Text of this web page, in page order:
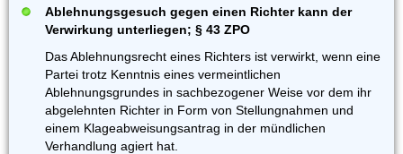
Ablehnungsgesuch gegen einen Richter kann der
Verwirkung unterliegen; § 43 ZPO
Das Ablehnungsrecht eines Richters ist verwirkt, wenn eine
Partei trotz Kenntnis eines vermeintlichen
Ablehnungsgrundes in sachbezogener Weise vor dem ihr
abgelehnten Richter in Form von Stellungnahmen und
einem Klageabweisungsantrag in der mündlichen
Verhandlung agiert hat.